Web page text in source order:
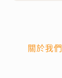
關於我們